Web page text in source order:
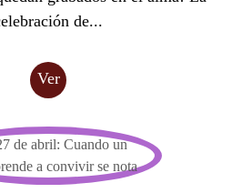
de...
Ver